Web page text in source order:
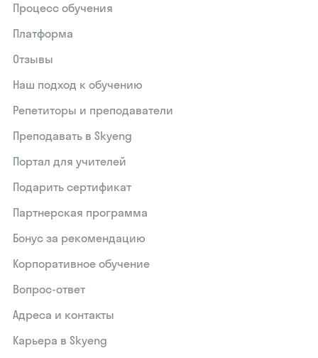
Процесс обучения
Платформа
Отзывы
Наш подход к обучению
Репетиторы и преподаватели
Преподавать в Skyeng
Портал для учителей
Подарить сертификат
Партнерская программа
Бонус за рекомендацию
Корпоративное обучение
Вопрос-ответ
Адреса и контакты
Карьера в Skyeng